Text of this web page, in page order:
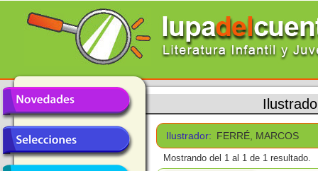
Ilustrador: FERRÉ, MARCOS
Mostrando del 1 al 1 de 1 resultado.